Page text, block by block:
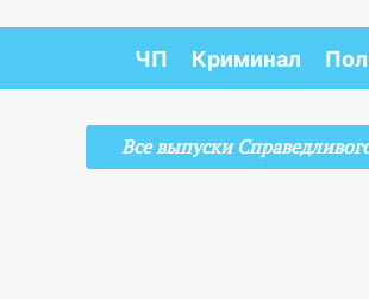
ЧП Криминал
Все выпуски